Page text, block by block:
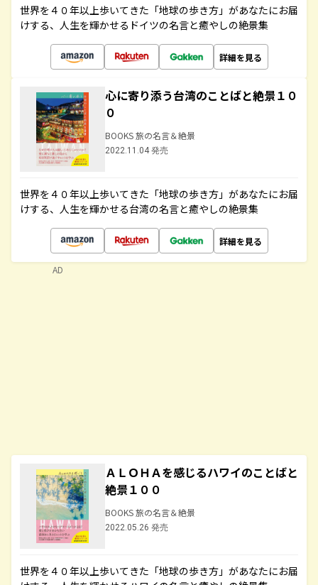
世界を４０年以上歩いてきた「地球の歩き方」があなたにお届
けする、人生を輝かせるドイツの名言と癒やしの絶景集
詳細を見る
心に寄り添う台湾のことばと絶景１０
０
BOOKS 旅の名言＆絶景
2022.11.04 発売
世界を４０年以上歩いてきた「地球の歩き方」があなたにお届
けする、人生を輝かせる台湾の名言と癒やしの絶景集
詳細を見る
ＡＬＯＨＡを感じるハワイのことばと
絶景１００
BOOKS 旅の名言＆絶景
2022.05.26 発売
世界を４０年以上歩いてきた「地球の歩き方」があなたにお届
AD